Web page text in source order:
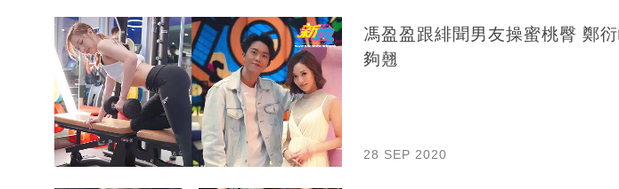
馮盈盈跟緋聞男友操蜜桃臀 鄭
夠翹
28 SEP 2020